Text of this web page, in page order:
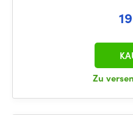
Zu